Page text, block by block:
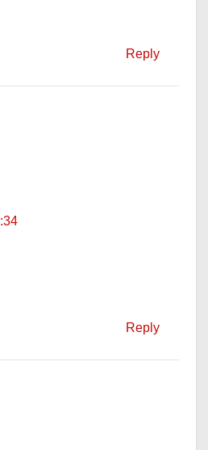
Reply
Reply